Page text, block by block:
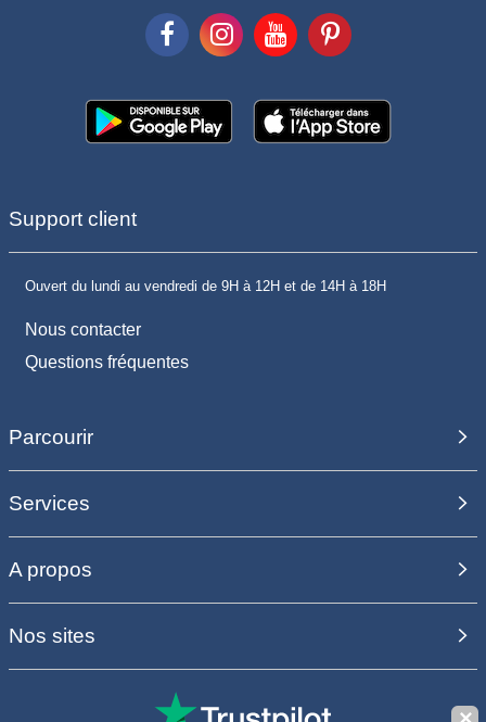
Support client
Ouvert du lundi au vendredi de 9H à 12H et de 14H à 18H
Nous contacter
Questions fréquentes
Parcourir
Services
A propos
Nos sites